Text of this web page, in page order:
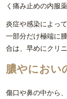
く痛み止めの内服
炎症や感染によっ
一部分だけ極端に
合は、早めにクリ
膿やにおい
傷口や鼻の中から